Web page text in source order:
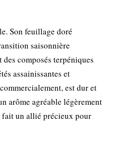
Son feuillage doré
saisonnière
composés terpéniques
assainissantes et
est dur et
arôme agréable légèrement
fait un allié précieux pour